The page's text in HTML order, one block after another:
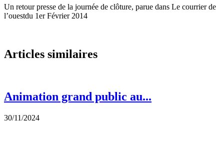
Un retour presse de la journée de clôture, parue dans Le courrier de
l’ouestdu 1er Février 2014
Articles similaires
Animation grand public au...
30/11/2024